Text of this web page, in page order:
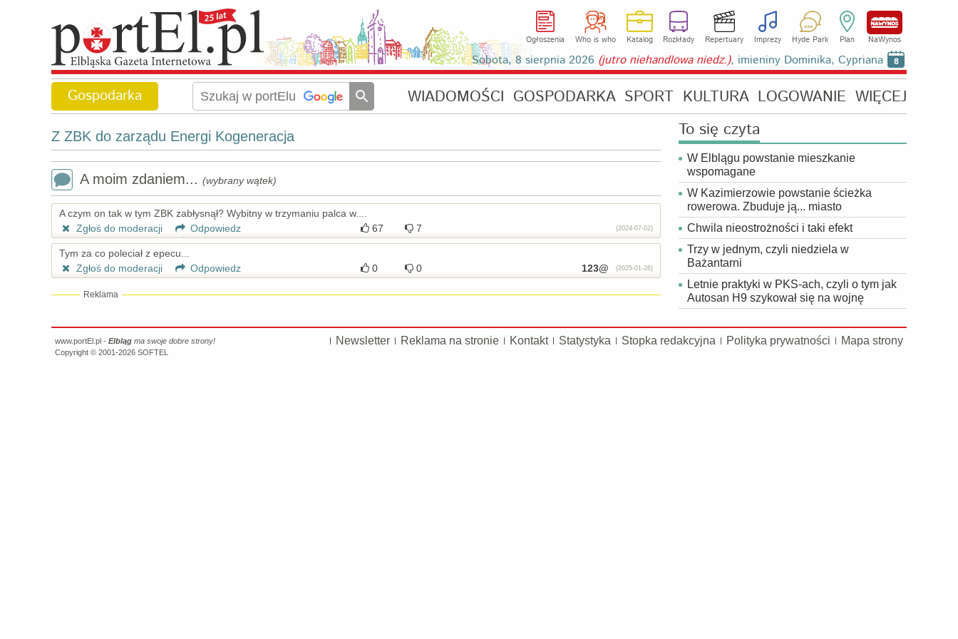
Ogłoszenia Who is who Katalog Rozkłady Repertuary Imprezy Hyde Park Plan NaWynos
Sobota, 8 sierpnia 2026 (jutro niehandlowa niedz.), imieniny Dominika, Cypriana 8
Gospodarka WIADOMOŚCI GOSPODARKA SPORT KULTURA LOGOWANIE WIĘCEJ
Z ZBK do zarządu Energi Kogeneracja
A moim zdaniem... (wybrany wątek)
A czym on tak w tym ZBK zabłysnął? Wybitny w trzymaniu palca w....
Zgłoś do moderacji
Odpowiedz 67 7 (2024-07-02)
Tym za co poleciał z epecu...
Zgłoś do moderacji
Odpowiedz 0 0 123@ (2025-01-26)
Reklama
To się czyta
W Elblągu powstanie mieszkanie
wspomagane
W Kazimierzowie powstanie ścieżka
rowerowa. Zbuduje ją... miasto
Chwila nieostrożności i taki efekt
Trzy w jednym, czyli niedziela w
Bażantarni
Letnie praktyki w PKS-ach, czyli o tym jak
Autosan H9 szykował się na wojnę
Newsletter Reklama na stronie Kontakt Statystyka Stopka redakcyjna Polityka prywatności Mapa strony
www.portEl.pl - Elbląg ma swoje dobre strony!
Copyright © 2001-2026 SOFTEL